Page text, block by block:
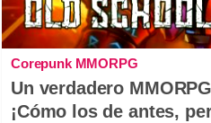
Corepunk MMORPG
Un verdadero
¡Cómo los de antes,